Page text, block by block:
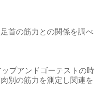
首の筋力との関係を調べ
プアンドゴーテストの時
別の筋力を測定し関連を